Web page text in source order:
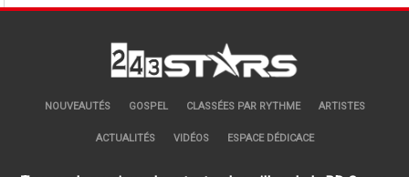
NOUVEAUTÉS GOSPEL CLASSÉES PAR RYTHME ARTISTES
ACTUALITÉS VIDÉOS ESPACE DÉDICACE